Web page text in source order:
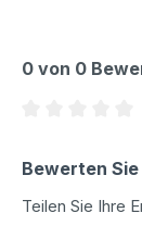
0 von 0
Bewerten
Teilen Sie Ihre